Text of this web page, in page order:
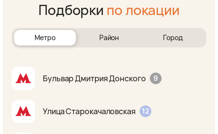
Подборки по локации
Метро Район Город
Бульвар Дмитрия Донского 9
Улица Старокачаловская 12